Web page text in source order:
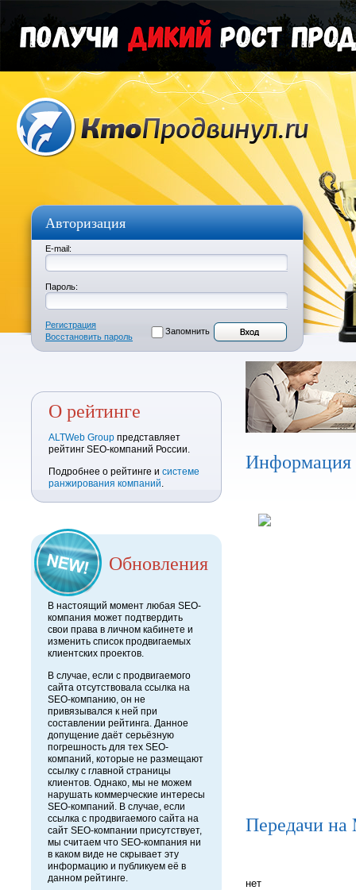
Авторизация
E-mail:
Пароль:
Регистрация
Восстановить пароль
Запомнить
О рейтинге
ALTWeb Group представляет
рейтинг SEO-компаний России.
Подробнее о рейтинге и системе
ранжирования компаний.
Обновления
В настоящий момент любая SEO-
компания может подтвердить
свои права в личном кабинете и
изменить список продвигаемых
клиентских проектов.
В случае, если с продвигаемого
сайта отсутствовала ссылка на
SEO-компанию, он не
привязывался к ней при
составлении рейтинга. Данное
допущение даёт серьёзную
погрешность для тех SEO-
компаний, которые не размещают
ссылку с главной страницы
клиентов. Однако, мы не можем
нарушать коммерческие интересы
SEO-компаний. В случае, если
ссылка с продвигаемого сайта на
сайт SEO-компании присутствует,
мы считаем что SEO-компания ни
в каком виде не скрывает эту
информацию и публикуем её в
данном рейтинге.
Информация
Передачи на
нет